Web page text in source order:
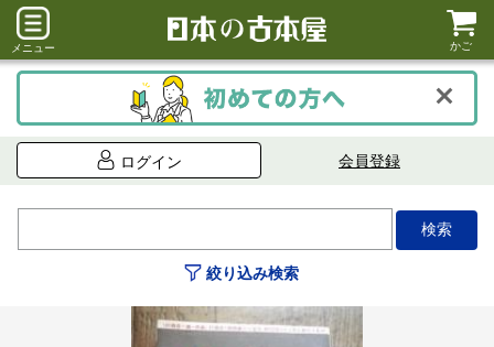
メニュー かご
ログイン 会員登録
絞り込み検索